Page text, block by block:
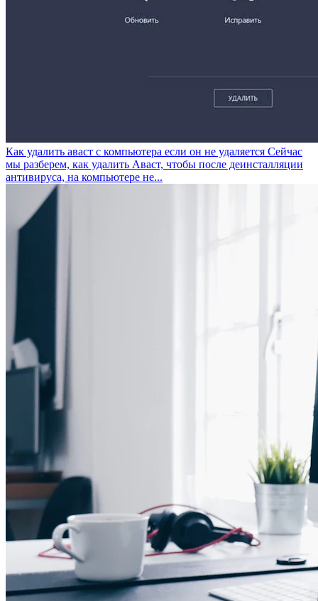
Как удалить аваст с компьютера если он не удаляется Сейчас
мы разберем, как удалить Аваст, чтобы после деинсталляции
антивируса, на компьютере не...